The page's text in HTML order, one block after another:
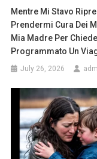
Mentre Mi Stavo
Prendermi Cura Dei
Mia Madre Per
Programmato Un
July 26, 2026